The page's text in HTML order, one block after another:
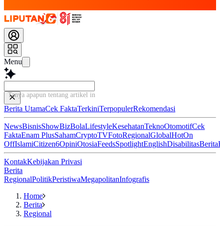
Menu
Tanya apapun tentang artikel ini...
Berita UtamaCek FaktaTerkiniTerpopulerRekomendasi
NewsBisnisShowBizBolaLifestyleKesehatanTeknoOtomotifCek
FaktaEnam PlusSahamCryptoTVFotoRegionalGlobalHotOn
OffIslamiCitizen6OpiniOtosiaFeedsSpotlightEnglishDisabilitasBerita
KontakKebijakan Privasi
Berita
RegionalPolitikPeristiwaMegapolitanInfografis
Home
Berita
Regional